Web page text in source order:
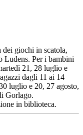
giochi in scatola,
Ludens. Per i bambini
21, 28 luglio e
dagli 11 ai 14
luglio e 20, 27 agosto,
Gorlago.
in biblioteca.